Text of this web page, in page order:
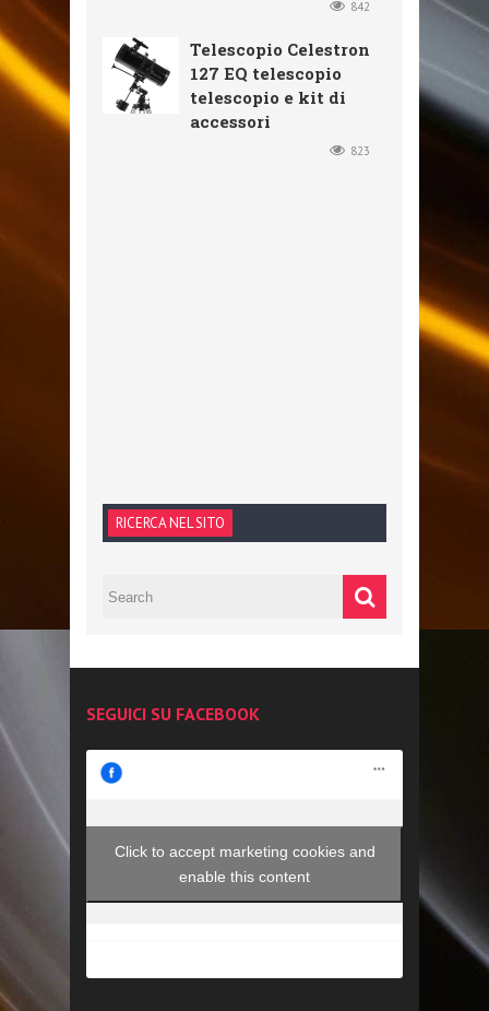
842
Telescopio Celestron
127 EQ telescopio
telescopio e kit di
accessori
823
RICERCA NEL SITO
SEGUICI SU FACEBOOK
Click to accept marketing cookies and
enable this content